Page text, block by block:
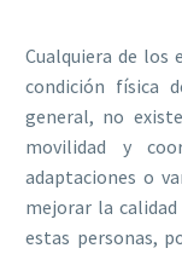
Cualquiera de los
condición física
general, no
movilidad y
adaptaciones o
mejorar la
estas personas,